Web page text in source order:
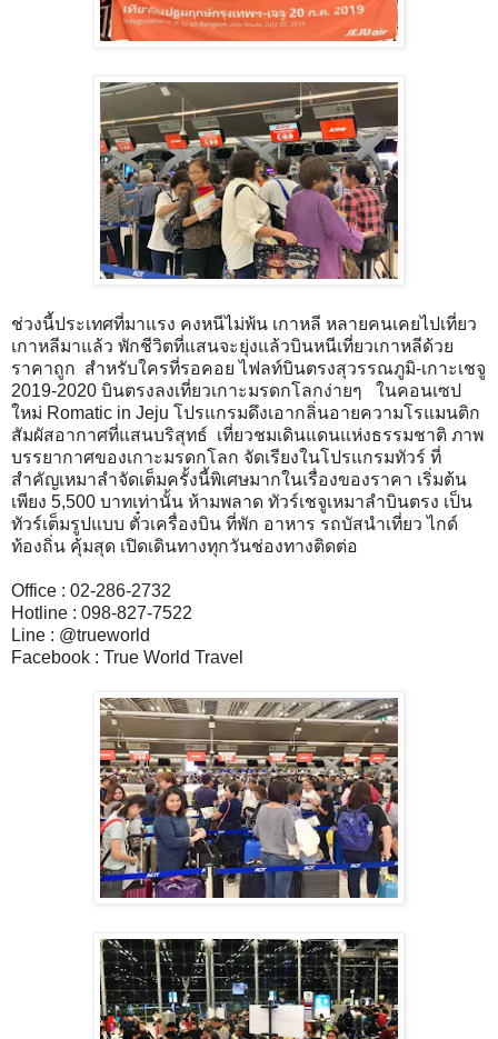
ช่วงนี้ประเทศที่มาแรง คงหนีไม่พ้น เกาหลี หลายคนเคยไปเที่ยว
เกาหลีมาแล้ว พักชีวิตที่แสนจะยุ่งแล้วบินหนีเที่ยวเกาหลีด้วย
ราคาถูก สำหรับใครที่รอคอย ไฟลท์บินตรงสุวรรณภูมิ-เกาะเชจู
2019-2020 บินตรงลงเที่ยวเกาะมรดกโลกง่ายๆ ในคอนเซป
ใหม่ Romatic in Jeju โปรแกรมดึงเอากลิ่นอายความโรแมนติก
สัมผัสอากาศที่แสนบริสุทธ์ เที่ยวชมเดินแดนแห่งธรรมชาติ ภาพ
บรรยากาศของเกาะมรดกโลก จัดเรียงในโปรแกรมทัวร์ ที่
สำคัญเหมาลำจัดเต็มครั้งนี้พิเศษมากในเรื่องของราคา เริ่มต้น
เพียง 5,500 บาทเท่านั้น ห้ามพลาด ทัวร์เชจูเหมาลำบินตรง เป็น
ทัวร์เต็มรูปแบบ ตั๋วเครื่องบิน ที่พัก อาหาร รถบัสนำเที่ยว ไกด์
ท้องถิ่น คุ้มสุด เปิดเดินทางทุกวันช่องทางติดต่อ
Office : 02-286-2732
Hotline : 098-827-7522
Line : @trueworld
Facebook : True World Travel